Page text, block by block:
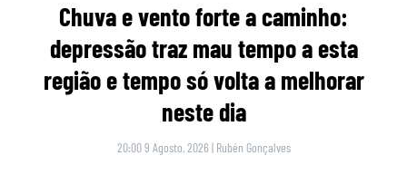
Chuva e vento forte a caminho:
depressão traz mau tempo a esta
região e tempo só volta a melhorar
neste dia
20:00 9 Agosto, 2026 | Rubén Gonçalves